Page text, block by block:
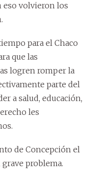
eso volvieron los
para el Chaco
que las
logren romper la
parte del
a salud, educación,
les
de Concepción el
problema.